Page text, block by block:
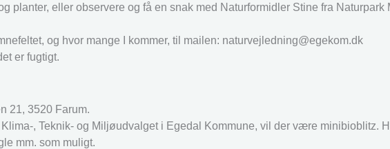
planter, eller observere og få en snak med Naturformidler Stine fra Naturpark
og hvor mange I kommer, til mailen: naturvejledning@egekom.dk
er fugtigt.
21, 3520 Farum.
, Teknik- og Miljøudvalget i Egedal Kommune, vil der være minibioblitz.
mm. som muligt.